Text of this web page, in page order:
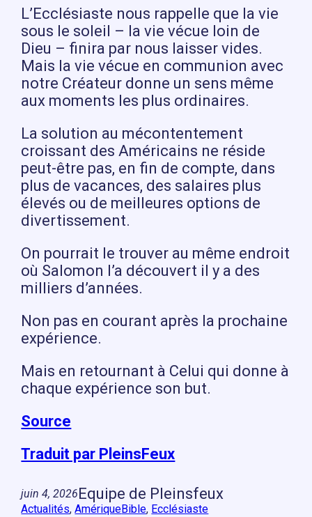
L’Ecclésiaste nous rappelle que la vie
sous le soleil – la vie vécue loin de
Dieu – finira par nous laisser vides.
Mais la vie vécue en communion avec
notre Créateur donne un sens même
aux moments les plus ordinaires.
La solution au mécontentement
croissant des Américains ne réside
peut-être pas, en fin de compte, dans
plus de vacances, des salaires plus
élevés ou de meilleures options de
divertissement.
On pourrait le trouver au même endroit
où Salomon l’a découvert il y a des
milliers d’années.
Non pas en courant après la prochaine
expérience.
Mais en retournant à Celui qui donne à
chaque expérience son but.
Source
Traduit par PleinsFeux
juin 4, 2026Equipe de Pleinsfeux
Actualités, AmériqueBible, Ecclésiaste